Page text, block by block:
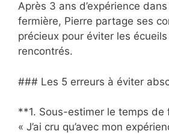
Après 3 ans d’expérience
fermière, Pierre partage ses
précieux pour éviter les écueils
rencontrés.
### Les 5 erreurs à éviter
**1. Sous-estimer le temps de
« J’ai cru qu’avec mon